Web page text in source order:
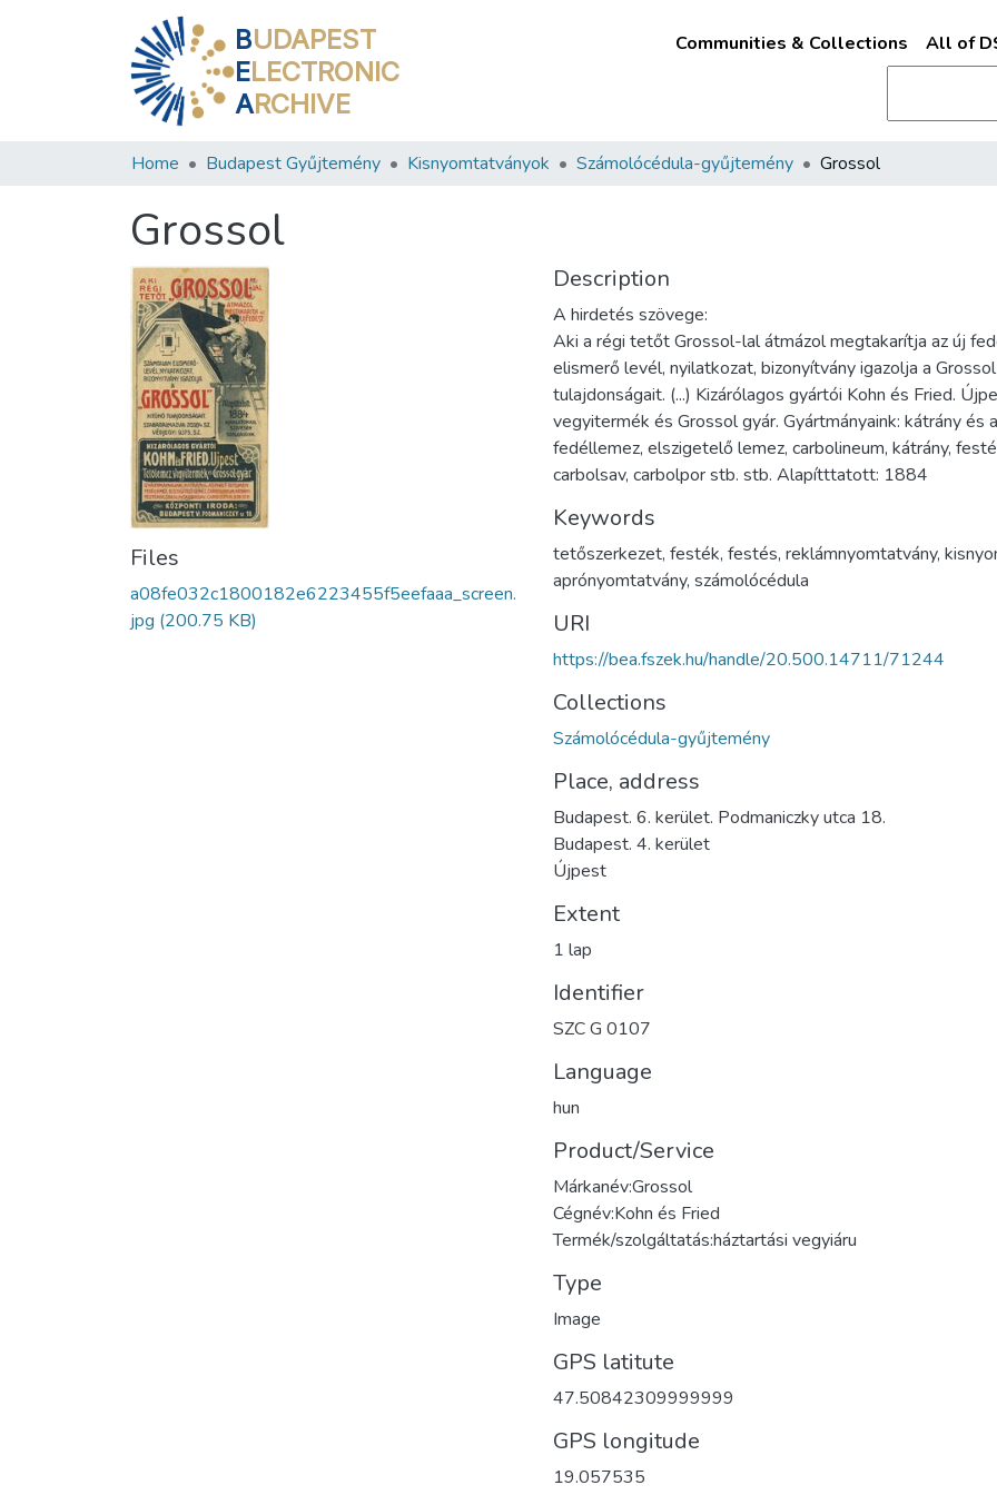
BUDAPEST
ELECTRONIC
ARCHIVE
Communities & Collections All of
Home Budapest Gyűjtemény Kisnyomtatványok Számolócédula-gyűjtemény Grossol
Grossol
Files
a08fe032c1800182e6223455f5eefaaa_screen.
jpg (200.75 KB)
Description
A hirdetés szövege:
Aki a régi tetőt Grossol-lal átmázol megtakarítja az új
elismerő levél, nyilatkozat, bizonyítvány igazolja a
tulajdonságait. (...) Kizárólagos gyártói Kohn és Fried.
vegyitermék és Grossol gyár. Gyártmányaink: kátrány és
fedéllemez, elszigetelő lemez, carbolineum, kátrány,
carbolsav, carbolpor stb. stb. Alapítttatott: 1884
Keywords
tetőszerkezet, festék, festés, reklámnyomtatvány,
aprónyomtatvány, számolócédula
URI
https://bea.fszek.hu/handle/20.500.14711/71244
Collections
Számolócédula-gyűjtemény
Place, address
Budapest. 6. kerület. Podmaniczky utca 18.
Budapest. 4. kerület
Újpest
Extent
1 lap
Identifier
SZC G 0107
Language
hun
Product/Service
Márkanév:Grossol
Cégnév:Kohn és Fried
Termék/szolgáltatás:háztartási vegyiáru
Type
Image
GPS latitute
47.50842309999999
GPS longitude
19.057535